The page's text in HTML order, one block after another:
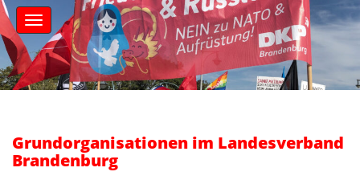
M
a
i
n
m
e
S
k
i
p
t
n
Grundorganisationen im Landesverband
Brandenburg